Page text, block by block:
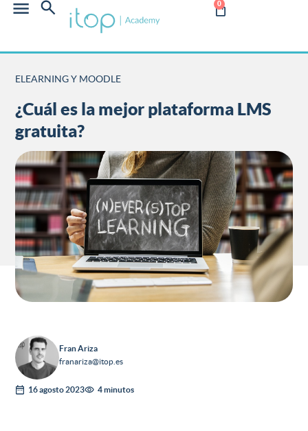
0
ELEARNING Y MOODLE
¿Cuál es la mejor plataforma LMS
gratuita?
Fran Ariza
franariza@itop.es
16 agosto 2023 4 minutos